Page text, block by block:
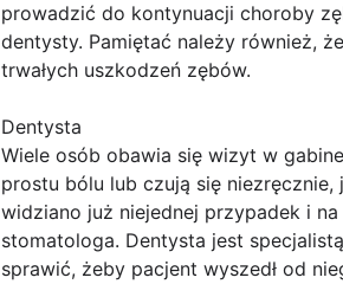
prowadzić do kontynuacji choroby
dentysty. Pamiętać należy również,
trwałych uszkodzeń zębów.
Dentysta
Wiele osób obawia się wizyt w
prostu bólu lub czują się
widziano już niejednej przypadek i
stomatologa. Dentysta jest
sprawić, żeby pacjent wyszedł od